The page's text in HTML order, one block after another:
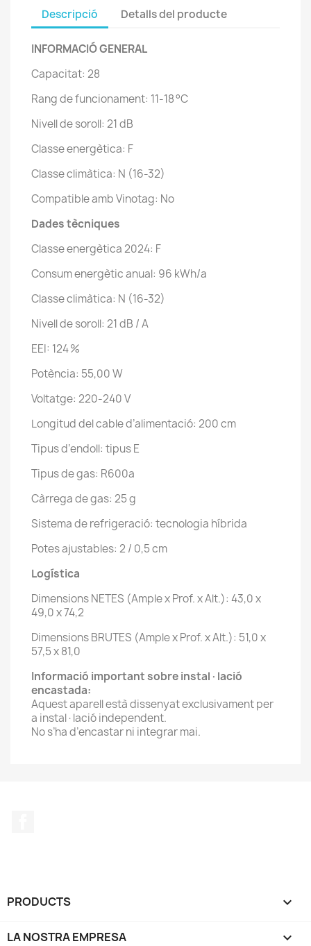
Descripció Detalls del producte
INFORMACIÓ GENERAL
Capacitat: 28
Rang de funcionament: 11-18 °C
Nivell de soroll: 21 dB
Classe energètica: F
Classe climàtica: N (16-32)
Compatible amb Vinotag: No
Dades tècniques
Classe energètica 2024: F
Consum energètic anual: 96 kWh/a
Classe climàtica: N (16-32)
Nivell de soroll: 21 dB / A
EEI: 124 %
Potència: 55,00 W
Voltatge: 220-240 V
Longitud del cable d’alimentació: 200 cm
Tipus d’endoll: tipus E
Tipus de gas: R600a
Càrrega de gas: 25 g
Sistema de refrigeració: tecnologia híbrida
Potes ajustables: 2 / 0,5 cm
Logística
Dimensions NETES (Ample x Prof. x Alt.): 43,0 x
49,0 x 74,2
Dimensions BRUTES (Ample x Prof. x Alt.): 51,0 x
57,5 x 81,0
Informació important sobre instal·lació
encastada:
Aquest aparell està dissenyat exclusivament per
a instal·lació independent.
No s’ha d’encastar ni integrar mai.
PRODUCTS 
LA NOSTRA EMPRESA 